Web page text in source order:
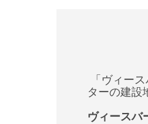
「ヴィー
ターの建設
ヴィースバ